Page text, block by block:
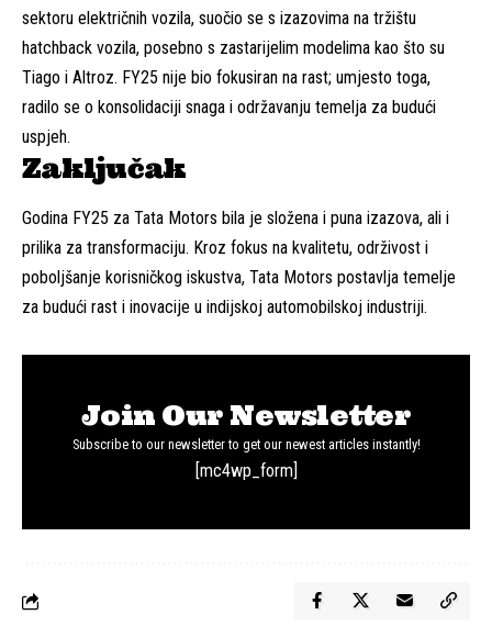
sektoru električnih vozila, suočio se s izazovima na tržištu
hatchback vozila, posebno s zastarijelim modelima kao što su
Tiago i Altroz. FY25 nije bio fokusiran na rast; umjesto toga,
radilo se o konsolidaciji snaga i održavanju temelja za budući
uspjeh.
Zaključak
Godina FY25 za Tata Motors bila je složena i puna izazova, ali i
prilika za transformaciju. Kroz fokus na kvalitetu, održivost i
poboljšanje korisničkog iskustva, Tata Motors postavlja temelje
za budući rast i inovacije u indijskoj automobilskoj industriji.
Join Our Newsletter
Subscribe to our newsletter to get our newest articles instantly!
[mc4wp_form]